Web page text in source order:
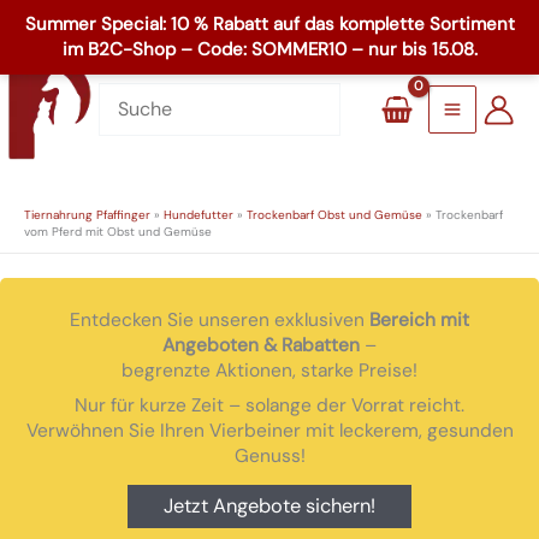
Zum
Inhalt
springen
☏+49 8503 1795
Main
Menu
Tiernahrung Pfaffinger » Hundefutter » Trockenbarf Obst und Gemüse » Trockenbarf
vom Pferd mit Obst und Gemüse
Entdecken Sie unseren exklusiven Bereich mit
Angeboten & Rabatten –
begrenzte Aktionen, starke Preise!
Nur für kurze Zeit – solange der Vorrat reicht.
Verwöhnen Sie Ihren Vierbeiner mit leckerem, gesunden
Genuss!
Jetzt Angebote sichern!